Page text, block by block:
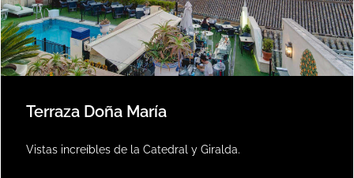
Terraza Doña María
Vistas increíbles de la Catedral y Giralda.